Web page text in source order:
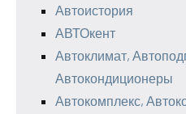
Автоистория
АВТОкент
Автоклимат,
Автокондиционеры
Автокомплекс,